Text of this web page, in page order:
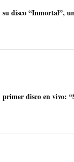
su disco “Inmortal”,
primer disco en vivo: